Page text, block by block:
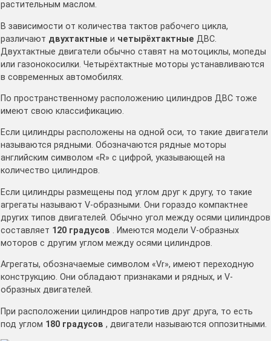
растительным маслом.
В зависимости от количества тактов рабочего цикла,
различают двухтактные и четырёхтактные ДВС.
Двухтактные двигатели обычно ставят на мотоциклы, мопеды
или газонокосилки. Четырёхтактные моторы устанавливаются
в современных автомобилях.
По пространственному расположению цилиндров ДВС тоже
имеют свою классификацию.
Если цилиндры расположены на одной оси, то такие двигатели
называются рядными. Обозначаются рядные моторы
английским символом «R» с цифрой, указывающей на
количество цилиндров.
Если цилиндры размещены под углом друг к другу, то такие
агрегаты называют V-образными. Они гораздо компактнее
других типов двигателей. Обычно угол между осями цилиндров
составляет 120 градусов . Имеются модели V-образных
моторов с другим углом между осями цилиндров.
Агрегаты, обозначаемые символом «Vr», имеют переходную
конструкцию. Они обладают признаками и рядных, и V-
образных двигателей.
При расположении цилиндров напротив друг друга, то есть
под углом 180 градусов , двигатели называются оппозитными.